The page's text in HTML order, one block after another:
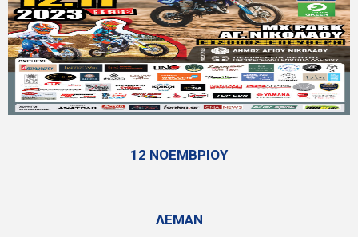
12 ΝΟΕΜΒΡΙΟΥ
ΛΕΜΑΝ